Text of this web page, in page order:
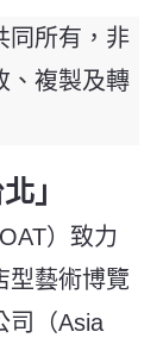
同所有，非
、複製及轉
」
）致力
型藝術博覽
司（Asia